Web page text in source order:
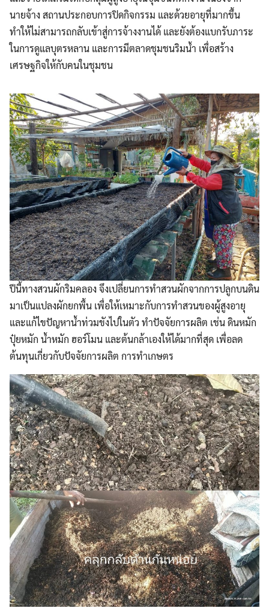
นายจ้าง สถานประกอบการปิดกิจกรรม และด้วยอายุที่มากขึ้น
ทำให้ไม่สามารถกลับเข้าสู่การจ้างงานได้ และยังต้องแบกรับภาระ
ในการดูแลบุตรหลาน และการมีตลาดชุมชนริมน้ำ เพื่อสร้าง
เศรษฐกิจให้กับคนในชุมชน
ปีนี้ทางสวนผักริมคลอง จึงเปลี่ยนการทำสวนผักจากการปลูกบนดิน
มาเป็นแปลงผักยกพื้น เพื่อให้เหมาะกับการทำสวนของผู้สูงอายุ
และแก้ไขปัญหาน้ำท่วมขังไปในตัว ทำปัจจัยการผลิต เช่น ดินหมัก
ปุ๋ยหมัก น้ำหมัก ฮอร์โมน และต้นกล้าเองให้ได้มากที่สุด เพื่อลด
ต้นทุนเกี่ยวกับปัจจัยการผลิต การทำเกษตร